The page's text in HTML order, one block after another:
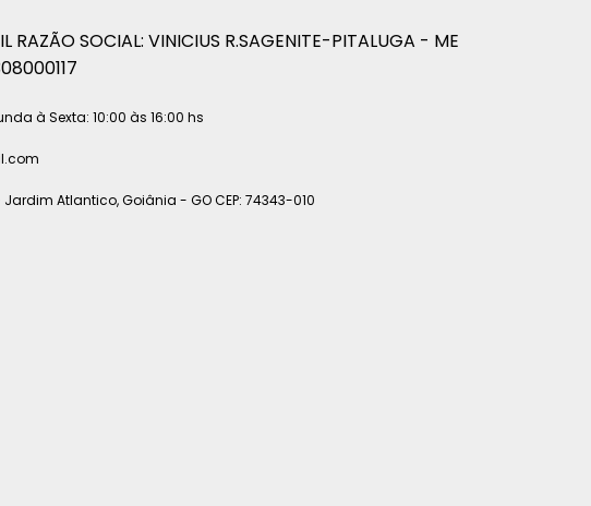
RAZÃO SOCIAL: VINICIUS R.SAGENITE-PITALUGA - ME
à Sexta: 10:00 às 16:00 hs
Atlantico, Goiânia - GO CEP: 74343-010